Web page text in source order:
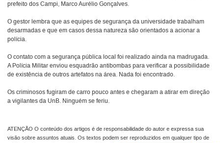
prefeito dos Campi, Marco Aurélio Gonçalves.
O gestor lembra que as equipes de segurança da universidade trabalham
desarmadas e que em casos dessa natureza são orientados a acionar a
polícia.
O contato com a segurança pública local foi realizado ainda na madrugada.
A Polícia Militar enviou esquadrão antibombas para verificar a possibilidade
de existência de outros artefatos na área. Nada foi encontrado.
Os criminosos fugiram de carro pouco antes e chegaram a atirar em direção
a vigilantes da UnB. Ninguém se feriu.
ATENÇÃO O conteúdo dos artigos é de responsabilidade do autor e expressa sua
visão sobre assuntos atuais. Os textos podem ser reproduzidos em qualquer tipo de